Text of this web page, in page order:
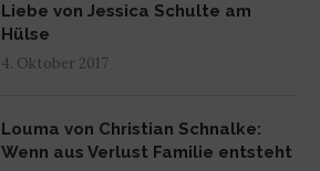
Liebe von Jessica Schulte am
Hülse
4. Oktober 2017
Louma von Christian Schnalke:
Wenn aus Verlust Familie entsteht